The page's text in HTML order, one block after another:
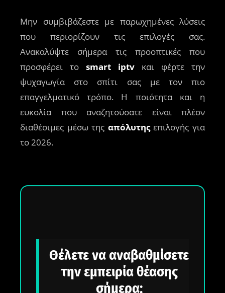
Μην συμβιβάζεστε με παρωχημένες λύσεις
που περιορίζουν τις επιλογές σας.
Ανακαλύψτε σήμερα τις προοπτικές που
προσφέρει το smart iptv και φέρτε την
ψυχαγωγία στο σπίτι σας με τον πιο
επαγγελματικό τρόπο. Η ποιότητα και η
ευκολία που αναζητούσατε είναι πλέον
διαθέσιμες μέσω της απόλυτηςεπιλογής για
το 2026.
Θέλετε να αναβαθμίσετε
την εμπειρία θέασης
σήμερα;